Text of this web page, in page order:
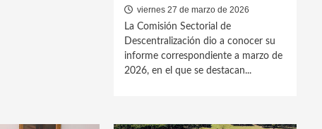
viernes 27 de marzo de 2026
La Comisión Sectorial de
Descentralización dio a conocer su
informe correspondiente a marzo de
2026, en el que se destacan...